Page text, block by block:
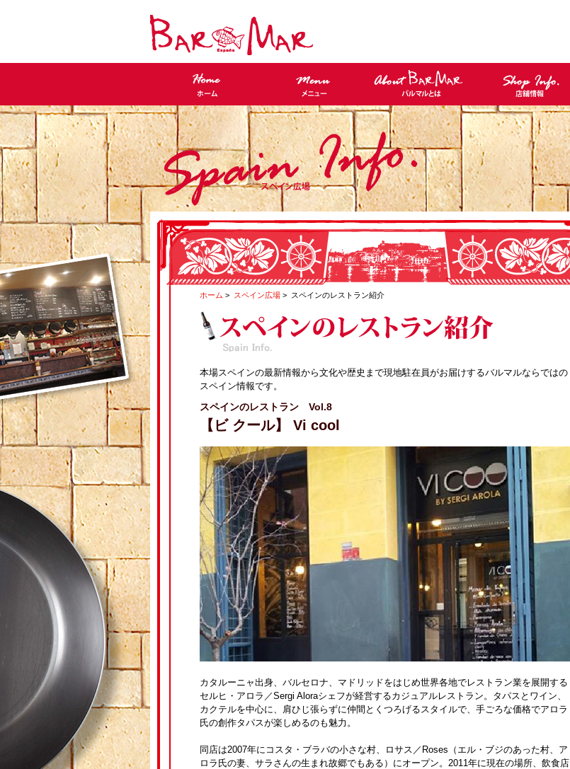
ホーム > スペイン広場 > スペインのレストラン紹介
本場スペインの最新情報から文化や歴史まで現地駐在員がお届けするバルマルならではの
スペイン情報です。
スペインのレストラン Vol.8
【ビ クール】 Vi cool
カタルーニャ出身、バルセロナ、マドリッドをはじめ世界各地でレストラン業を展開する
セルヒ・アロラ／Sergi Aloraシェフが経営するカジュアルレストラン。タパスとワイン、
カクテルを中心に、肩ひじ張らずに仲間とくつろげるスタイルで、手ごろな価格でアロラ
氏の創作タパスが楽しめるのも魅力。
同店は2007年にコスタ・ブラバの小さな村、ロサス／Roses（エル・ブジのあった村、ア
ロラ氏の妻、サラさんの生まれ故郷でもある）にオープン。2011年に現在の場所、飲食店